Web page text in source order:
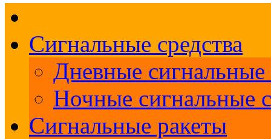
Сигнальные средства
Дневные сигнальные
Ночные сигнальные
Сигнальные ракеты